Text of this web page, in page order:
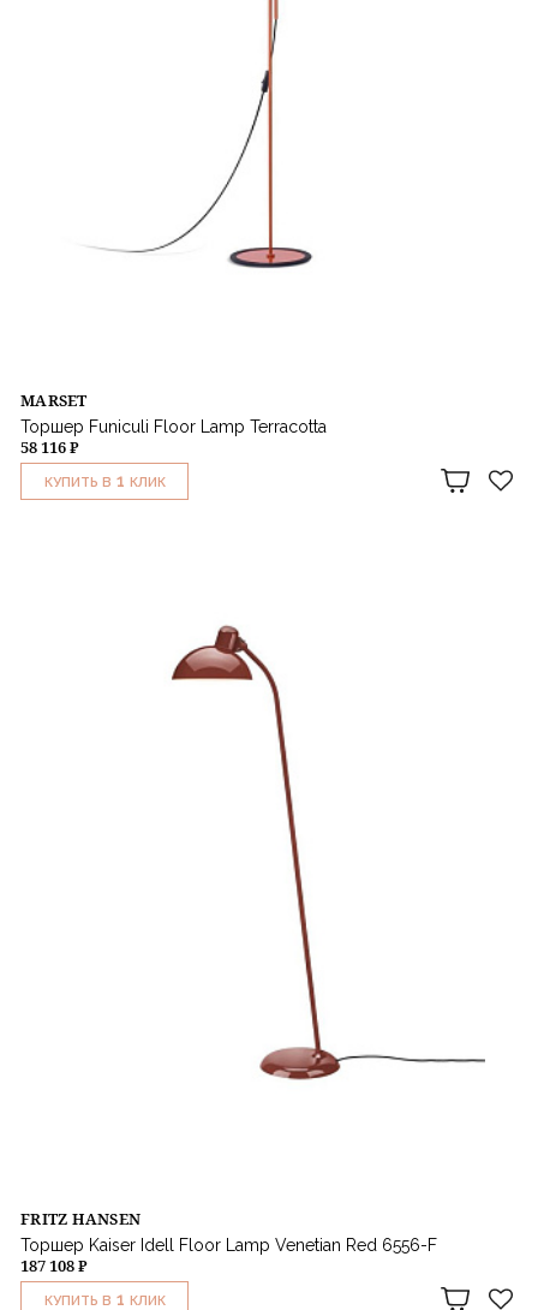
MARSET
Торшер Funiculi Floor Lamp Terracotta
58 116 ₽
КУПИТЬ В 1 КЛИК
FRITZ HANSEN
Торшер Kaiser Idell Floor Lamp Venetian Red 6556-F
187 108 ₽
КУПИТЬ В 1 КЛИК